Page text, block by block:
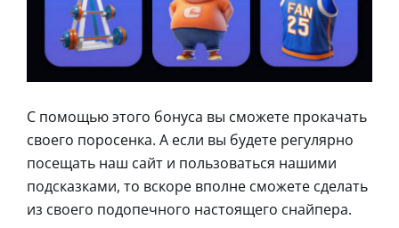
С помощью этого бонуса вы сможете прокачать
своего поросенка. А если вы будете регулярно
посещать наш сайт и пользоваться нашими
подсказками, то вскоре вполне сможете сделать
из своего подопечного настоящего снайпера.